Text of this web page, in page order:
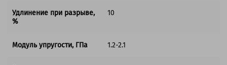
Удлинение при разрыве,
%
10
Модуль упругости, ГПа 1.2-2.1